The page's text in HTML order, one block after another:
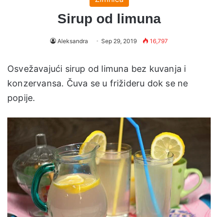
Sirup od limuna
Aleksandra Sep 29, 2019 16,797
Osvežavajući sirup od limuna bez kuvanja i
konzervansa. Čuva se u frižideru dok se ne
popije.